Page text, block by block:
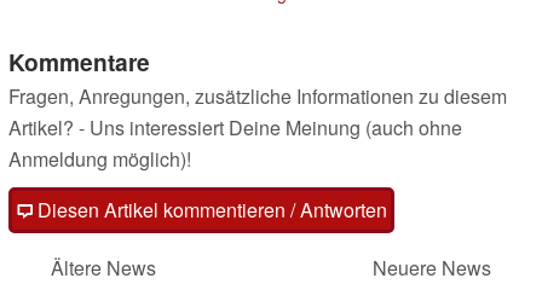
Kommentare
Fragen, Anregungen, zusätzliche Informationen zu diesem
Artikel? - Uns interessiert Deine Meinung (auch ohne
Anmeldung möglich)!
Diesen Artikel kommentieren / Antworten
Ältere News
Neuere News